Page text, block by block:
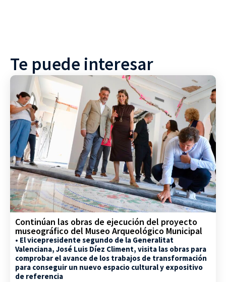
Te puede interesar
Continúan las obras de ejecución del proyecto
museográfico del Museo Arqueológico Municipal
• El vicepresidente segundo de la Generalitat
Valenciana, José Luis Díez Climent, visita las obras para
comprobar el avance de los trabajos de transformación
para conseguir un nuevo espacio cultural y expositivo
de referencia